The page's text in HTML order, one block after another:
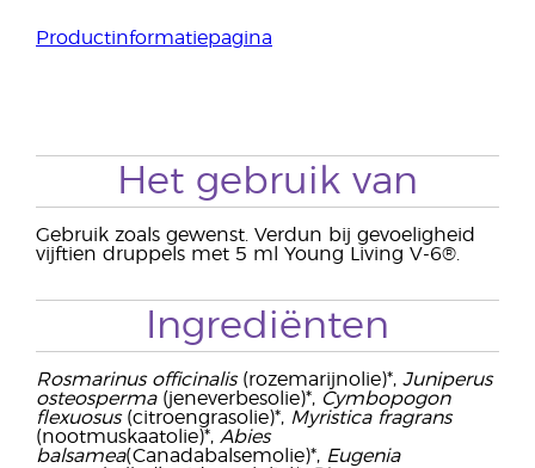
Productinformatiepagina
Het gebruik van
Gebruik zoals gewenst. Verdun bij gevoeligheid
vijftien druppels met 5 ml Young Living V-6®.
Ingrediënten
Rosmarinus officinalis(rozemarijnolie)*, Juniperus
osteosperma(jeneverbesolie)*, Cymbopogon
flexuosus(citroengrasolie)*, Myristica fragrans
(nootmuskaatolie)*, Abies
balsamea(Canadabalsemolie)*, Eugenia